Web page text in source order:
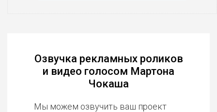
Озвучка рекламных роликов
и видео голосом Мартона
Чокаша
Мы можем озвучить ваш проект